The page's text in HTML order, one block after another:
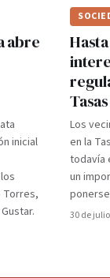
abre
inicial
Torres,
Los
en la
todavía
un
30 de julio